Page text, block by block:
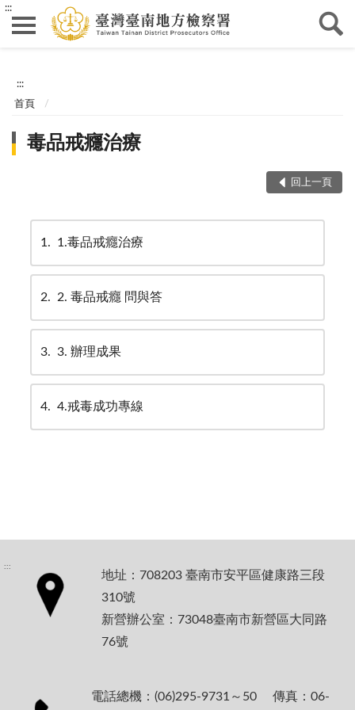
:::
:::
首頁
毒品戒癮治療
回上一頁
1 1.毒品戒癮治療
2 2. 毒品戒癮 問與答
3 3. 辦理成果
4 4.戒毒成功專線
:::
地址：708203 臺南市安平區健康路三段
310號
新營辦公室：73048臺南市新營區大同路
76號
電話總機：(06)295-9731～50 傳真：06-